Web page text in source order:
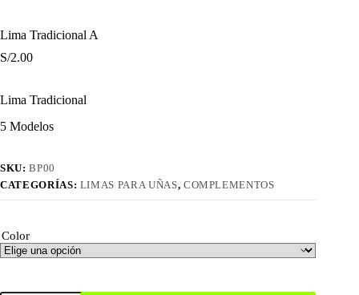
Lima Tradicional A
S/2.00
Lima Tradicional
5 Modelos
SKU:BP00
CATEGORÍAS: LIMAS PARA UÑAS, COMPLEMENTOS
Color